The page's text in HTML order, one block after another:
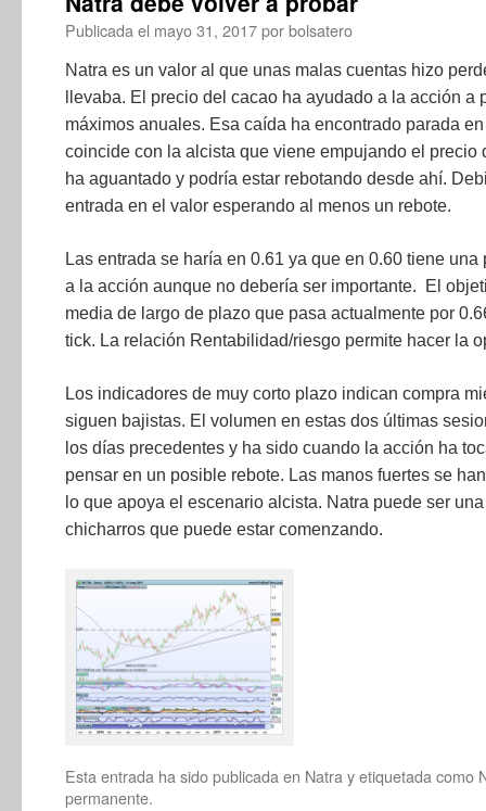
Publicada el mayo 31, 2017porbolsatero
Natra es un valor al que unas malas cuentas hizo
llevaba. El precio del cacao ha ayudado a la acción a
máximos anuales. Esa caída ha encontrado parada
coincide con la alcista que viene empujando el precio
ha aguantado y podría estar rebotando desde ahí.
entrada en el valor esperando al menos un rebote.
Las entrada se haría en 0.61 ya que en 0.60 tiene
a la acción aunque no debería ser importante. El
media de largo de plazo que pasa actualmente por
tick. La relación Rentabilidad/riesgo permite hacer la
Los indicadores de muy corto plazo indican compra
siguen bajistas. El volumen en estas dos últimas
los días precedentes y ha sido cuando la acción ha
pensar en un posible rebote. Las manos fuertes se
lo que apoya el escenario alcista. Natra puede ser
chicharros que puede estar comenzando.
Esta entrada ha sido publicada en Natray etiquetada como
permanente.